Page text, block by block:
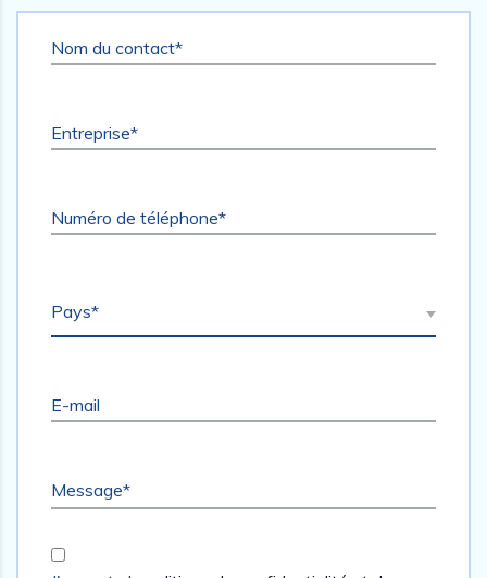
Nom du contact*
Entreprise*
Numéro de téléphone*
Pays*
E-mail
Message*